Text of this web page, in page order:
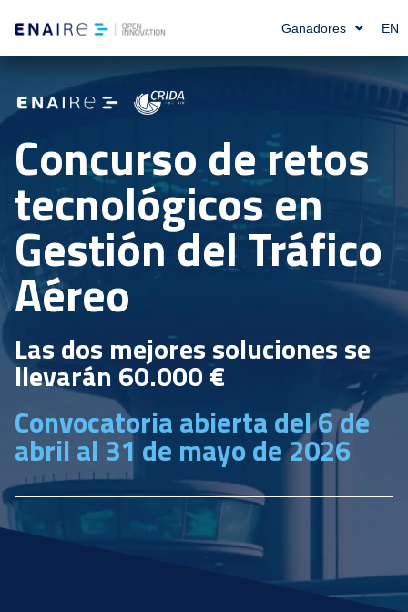
Ganadores EN
Concurso de retos
tecnológicos en
Gestión del Tráfico
Aéreo
Las dos mejores soluciones se
llevarán 60.000 €
Convocatoria abierta del 6 de
abril al 31 de mayo de 2026